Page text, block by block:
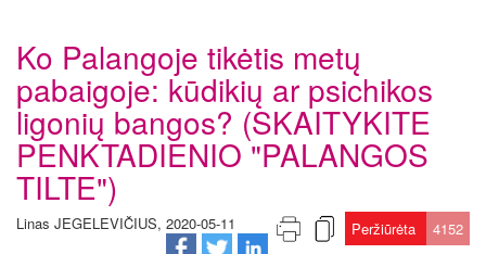
Ko Palangoje tikėtis metų
pabaigoje: kūdikių ar psichikos
ligonių bangos? (SKAITYKITE
PENKTADIENIO "PALANGOS
TILTE")
Linas JEGELEVIČIUS, 2020-05-11 Peržiūrėta 4152